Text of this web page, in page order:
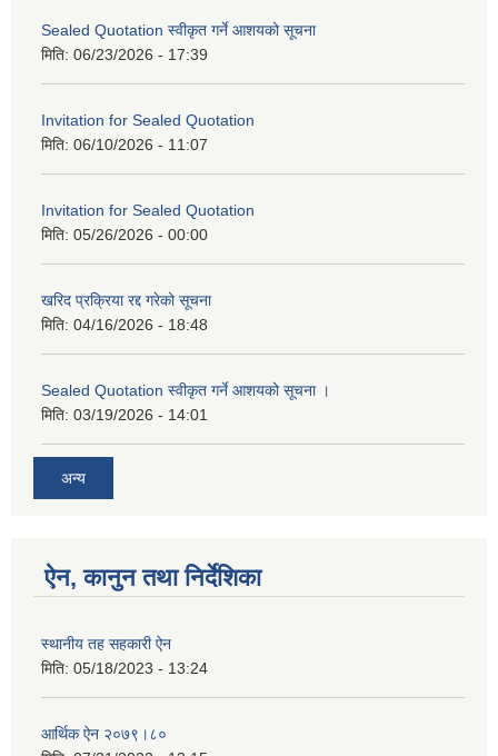
Sealed Quotation स्वीकृत गर्ने आशयको सूचना
मिति: 06/23/2026 - 17:39
Invitation for Sealed Quotation
मिति: 06/10/2026 - 11:07
Invitation for Sealed Quotation
मिति: 05/26/2026 - 00:00
खरिद प्रक्रिया रद्द गरेको सूचना
मिति: 04/16/2026 - 18:48
Sealed Quotation स्वीकृत गर्ने आशयको सूचना ।
मिति: 03/19/2026 - 14:01
अन्य
ऐन, कानुन तथा निर्देशिका
स्थानीय तह सहकारी ऐन
मिति: 05/18/2023 - 13:24
आर्थिक ऐन २०७९।८०